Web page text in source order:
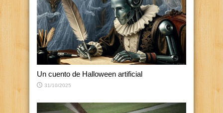
Un cuento de Halloween artificial
31/10/2025